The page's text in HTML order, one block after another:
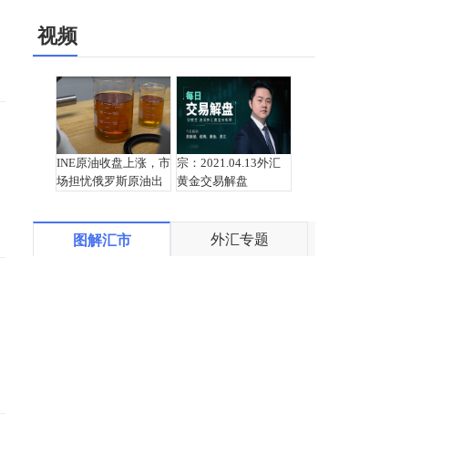
视频
INE原油收盘上涨，市
场担忧俄罗斯原油出
宗：2021.04.13外汇
黄金交易解盘
图解汇市 外汇专题